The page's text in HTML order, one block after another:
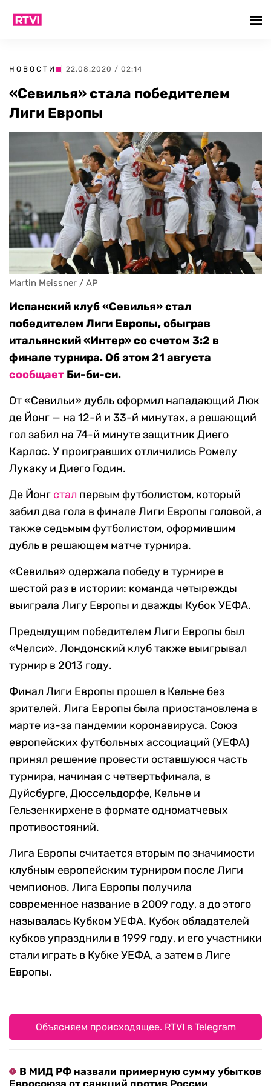
НОВОСТИ | 22.08.2020 / 02:14
«Севилья» стала победителем
Лиги Европы
Martin Meissner / AP
Испанский клуб «Севилья» стал
победителем Лиги Европы, обыграв
итальянский «Интер» со счетом 3:2 в
финале турнира. Об этом 21 августа
сообщает Би-би-си.
От «Севильи» дубль оформил нападающий Люк
де Йонг — на 12-й и 33-й минутах, а решающий
гол забил на 74-й минуте защитник Диего
Карлос. У проигравших отличились Ромелу
Лукаку и Диего Годин.
Де Йонг стал первым футболистом, который
забил два гола в финале Лиги Европы головой, а
также седьмым футболистом, оформившим
дубль в решающем матче турнира.
«Севилья» одержала победу в турнире в
шестой раз в истории: команда четырежды
выиграла Лигу Европы и дважды Кубок УЕФА.
Предыдущим победителем Лиги Европы был
«Челси». Лондонский клуб также выигрывал
турнир в 2013 году.
Финал Лиги Европы прошел в Кельне без
зрителей. Лига Европы была приостановлена в
марте из-за пандемии коронавируса. Союз
европейских футбольных ассоциаций (УЕФА)
принял решение провести оставшуюся часть
турнира, начиная с четвертьфинала, в
Дуйсбурге, Дюссельдорфе, Кельне и
Гельзенкирхене в формате одноматчевых
противостояний.
Лига Европы считается вторым по значимости
клубным европейским турниром после Лиги
чемпионов. Лига Европы получила
современное название в 2009 году, а до этого
называлась Кубком УЕФА. Кубок обладателей
кубков упразднили в 1999 году, и его участники
стали играть в Кубке УЕФА, а затем в Лиге
Европы.
Объясняем происходящее. RTVI в Telegram
В МИД РФ назвали примерную сумму убытков